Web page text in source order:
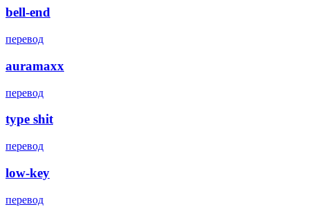
bell-end
перевод
auramaxx
перевод
type shit
перевод
low-key
перевод